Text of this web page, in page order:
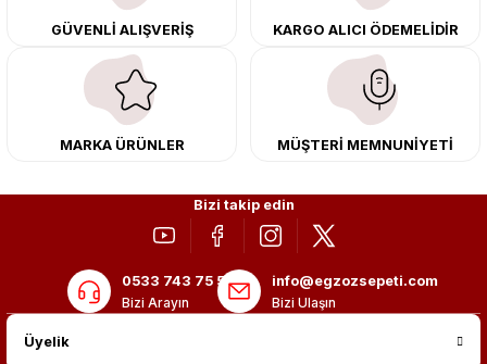
Tüm ürünlerimiz orijinal, dayanıklı ve uzun ömürlüdür. İstanbul’daki montaj
merkezimizde profesyonel montaj yapıyor, Türkiye’nin her yerine güvenli
kargo ile teslimat gerçekleştiriyoruz. Aracınıza değer katmak için doğru
adres: Egzoz Sepeti.
GÜVENLİ ALIŞVERİŞ KARGO ALICI ÖDEMELİDİR
MARKA ÜRÜNLER MÜŞTERİ MEMNUNİYETİ
Bizi takip edin
0533 743 75 56
Bizi Arayın
info@egzozsepeti.com
Bizi Ulaşın
Üyelik